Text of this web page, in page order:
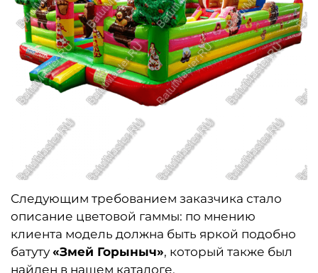
Следующим требованием заказчика стало
описание цветовой гаммы: по мнению
клиента модель должна быть яркой подобно
батуту «Змей Горыныч», который также был
найден в нашем каталоге.